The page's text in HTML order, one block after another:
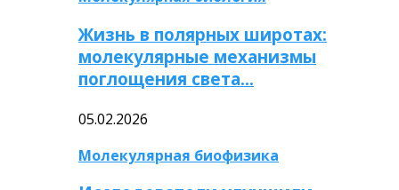
Жизнь в полярных широтах:
молекулярные механизмы
поглощения света…
05.02.2026
Молекулярная биофизика